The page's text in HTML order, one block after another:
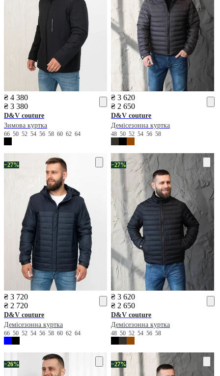
₴ 4 380
₴ 3 380
D&V couture
Зимова куртка
66 50 52 54 56 58 60 62 64
₴ 3 620
₴ 2 650
D&V couture
Демісезонна куртка
485052545658
−27%
₴ 3 720
₴ 2 720
D&V couture
Демісезонна куртка
66 50 52 54 56 58 60 62 64
−27%
₴ 3 620
₴ 2 650
D&V couture
Демісезонна куртка
485052545658
−26% −27%